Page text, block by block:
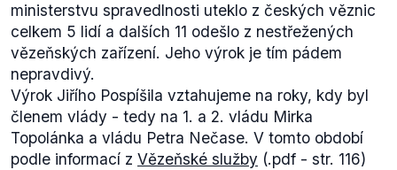
ministerstvu spravedlnosti uteklo z českých věznic
celkem 5 lidí a dalších 11 odešlo z nestřežených
vězeňských zařízení. Jeho výrok je tím pádem
nepravdivý.
Výrok Jiřího Pospíšila vztahujeme na roky, kdy byl
členem vlády - tedy na 1. a 2. vládu Mirka
Topolánka a vládu Petra Nečase. V tomto období
podle informací z Vězeňské služby (.pdf - str. 116)